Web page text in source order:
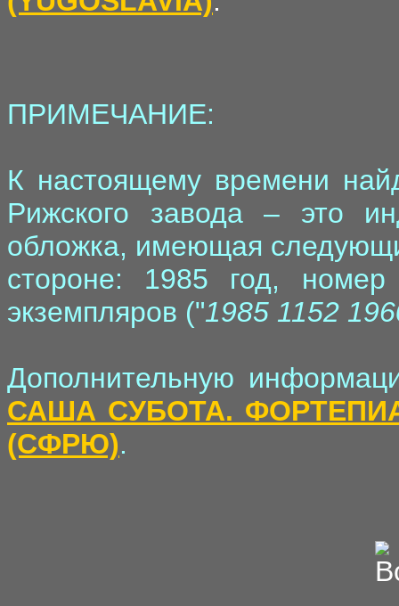
ПРИМЕЧАНИЕ:
К настоящему времени
Рижского завода – это
обложка, имеющая
стороне: 1985 год,
экземпляров ("1985 1152
Дополнительную
САША СУБОТА.
(СФРЮ).